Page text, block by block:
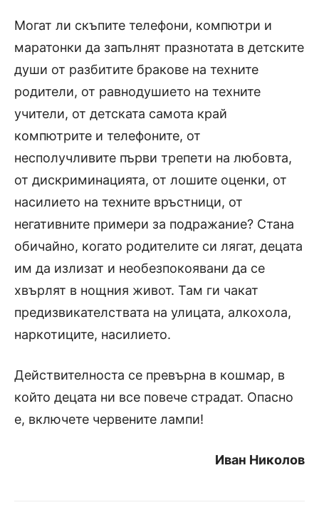
Могат ли скъпите телефони, компютри и
маратонки да запълнят празнотата в детските
души от разбитите бракове на техните
родители, от равнодушието на техните
учители, от детската самота край
компютрите и телефоните, от
несполучливите първи трепети на любовта,
от дискриминацията, от лошите оценки, от
насилието на техните връстници, от
негативните примери за подражание? Стана
обичайно, когато родителите си лягат, децата
им да излизат и необезпокоявани да се
хвърлят в нощния живот. Там ги чакат
предизвикателствата на улицата, алкохола,
наркотиците, насилието.
Действителноста се превърна в кошмар, в
който децата ни все повече страдат. Опасно
е, включете червените лампи!
Иван Николов